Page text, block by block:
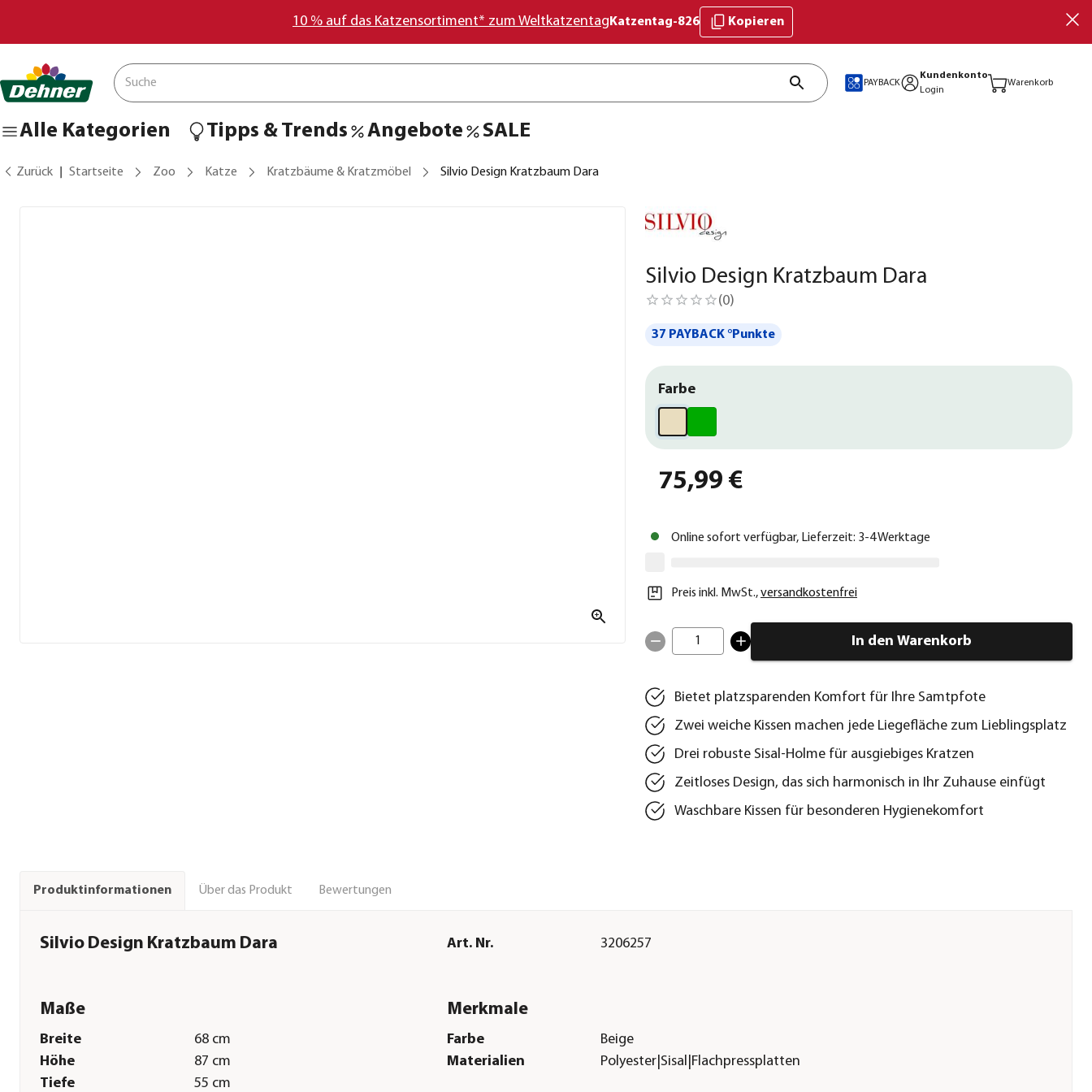
10 % auf das Katzensortiment* zum Weltkatzentag Katzentag-826 Kopieren
PAYBACK
Kundenkonto
Login
Warenkorb
Alle Kategorien Tipps & Trends Angebote SALE
Zurück Startseite Zoo Katze Kratzbäume & Kratzmöbel Silvio Design Kratzbaum Dara
Silvio Design Kratzbaum Dara
(0)
37 PAYBACK °Punkte
Farbe
75,99 €
Online sofort verfügbar, Lieferzeit: 3-4 Werktage
Preis inkl. MwSt.,versandkostenfrei
1 In den Warenkorb
Bietet platzsparenden Komfort für Ihre Samtpfote
Zwei weiche Kissen machen jede Liegefläche zum Lieblingsplatz
Drei robuste Sisal-Holme für ausgiebiges Kratzen
Zeitloses Design, das sich harmonisch in Ihr Zuhause einfügt
Waschbare Kissen für besonderen Hygienekomfort
Produktinformationen Über das Produkt Bewertungen
Silvio Design Kratzbaum Dara Art. Nr. 3206257
Maße
Breite
68 cm
Höhe
87 cm
Tiefe
55 cm
Merkmale
Farbe
Beige
Materialien
Polyester|Sisal|Flachpressplatten